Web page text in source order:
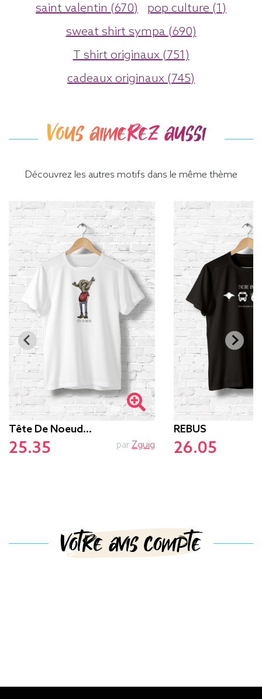
saint valentin (670)
pop culture (1)
sweat shirt sympa (690)
T shirt originaux (751)
cadeaux originaux (745)
Vous aimerez aussi
Découvrez les autres motifs dans le même thème
Tête De Noeud…
25.35 par Zguig
REBUS
26.05
Votre avis compte